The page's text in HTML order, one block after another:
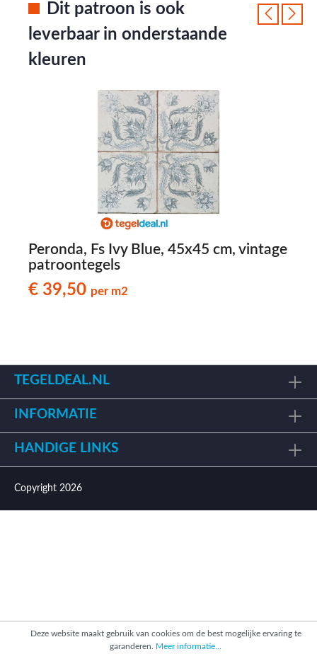
Dit patroon is ook
leverbaar in onderstaande
kleuren
Peronda, Fs Ivy Blue, 45x45 cm, vintage
patroontegels
€ 39,50 per m2
TEGELDEAL.NL
INFORMATIE
HANDIGE LINKS
Copyright 2026
Deze website maakt gebruik van cookies om de best mogelijke ervaring te
garanderen. Meer informatie...